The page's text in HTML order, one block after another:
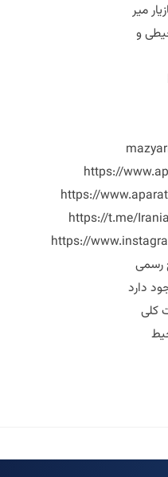
میر
و
https://
https://
https://t.me/
https://
رسمی
دارد
کلی